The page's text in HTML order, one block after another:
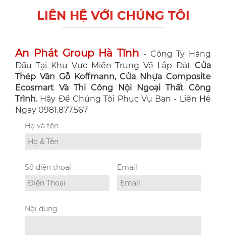
LIÊN HỆ VỚI CHÚNG TÔI
An Phát Group Hà Tĩnh - Công Ty Hàng
Đầu Tại Khu Vực Miền Trung Về Lắp Đặt Cửa
Thép Vân Gỗ Koffmann, Cửa Nhựa Composite
Ecosmart Và Thi Công Nội Ngoại Thất Công
Trình. Hãy Để Chúng Tôi Phục Vụ Bạn - Liên Hệ
Ngay 0981.877.567
Họ và tên
Số điện thoại Email
Nội dung